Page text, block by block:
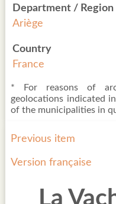
Previous item
Version française
La
Department / Region
Ariège
Country
France
* For reasons of
geolocations indicated
of the municipalities in